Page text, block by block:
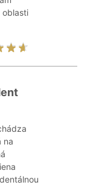
oblasti
na